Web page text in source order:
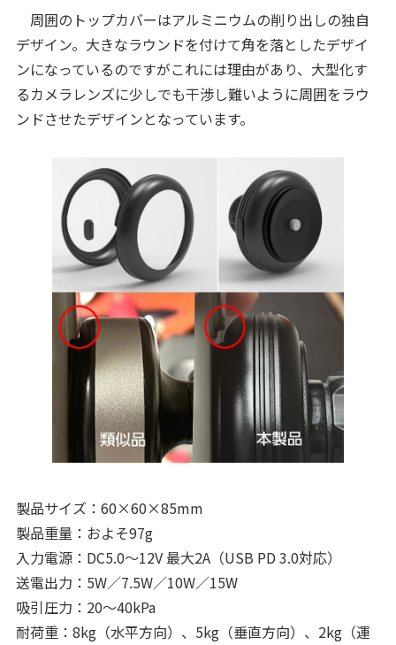
周囲のトップカバーはアルミニウムの削り出しの独自
デザイン。大きなラウンドを付けて角を落としたデザイ
ンになっているのですがこれには理由があり、大型化す
るカメラレンズに少しでも干渉し難いように周囲をラウ
ンドさせたデザインとなっています。
製品サイズ：60×60×85mm
製品重量：およそ97g
入力電源：DC5.0～12V 最大2A（USB PD 3.0対応）
送電出力：5W／7.5W／10W／15W
吸引圧力：20～40kPa
耐荷重：8kg（水平方向）、5kg（垂直方向）、2kg（運